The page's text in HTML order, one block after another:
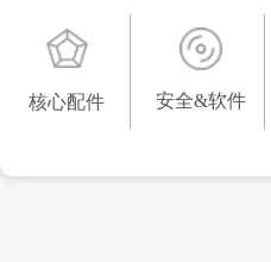
核心配件
安全&软件